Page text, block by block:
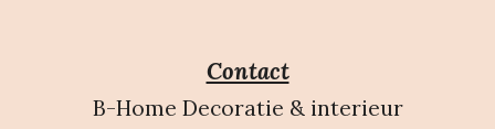
Contact
B-Home Decoratie & interieur